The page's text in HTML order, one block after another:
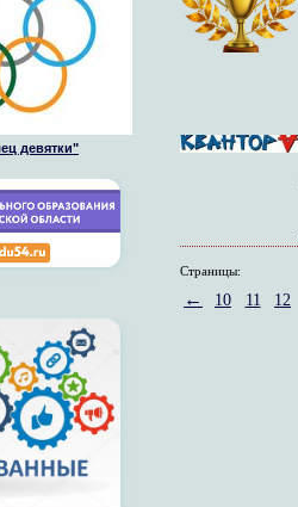
девятки"
Страницы:
← 10 11 12